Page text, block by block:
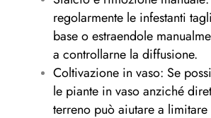
regolarmente le infestanti
base o estraendole
a controllarne la diffusione.
Coltivazione in vaso: Se
le piante in vaso anziché
terreno può aiutare a